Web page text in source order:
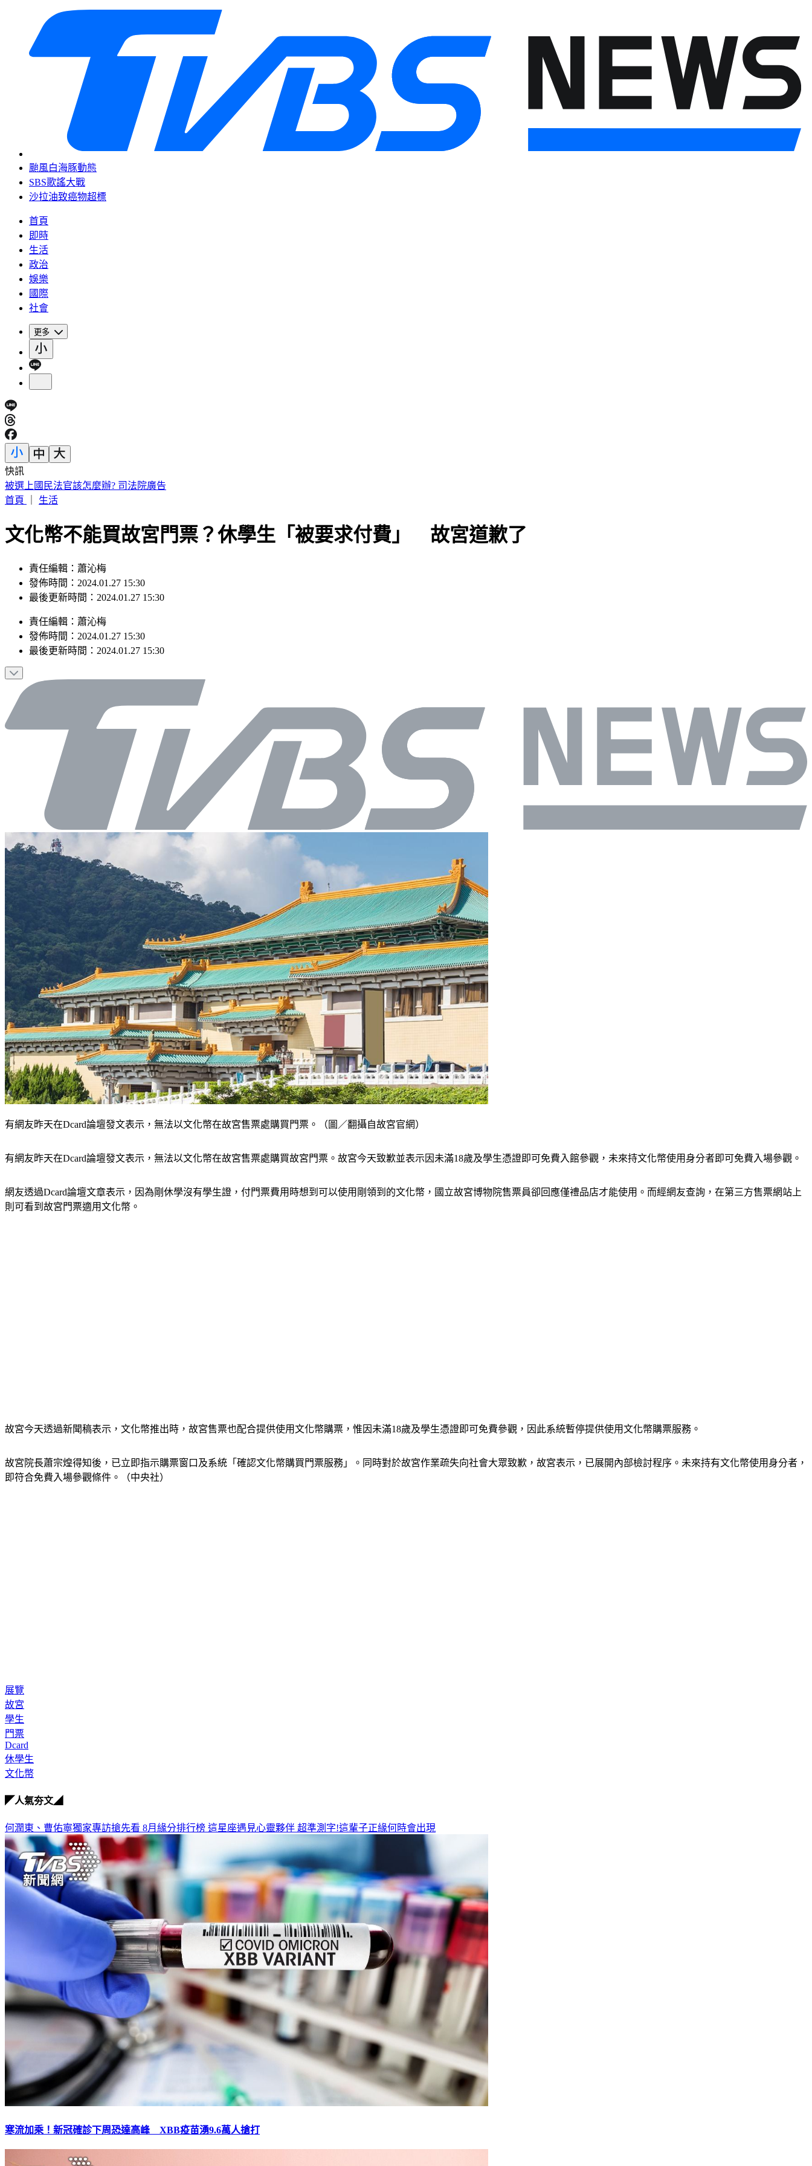
颱風白海豚動態
SBS歌謠大戰
沙拉油致癌物超標
首頁
即時
生活
政治
娛樂
國際
社會
更多
快訊
台積電嘉義廠已釀2死5傷 急請3神明坐鎮
首頁
生活
文化幣不能買故宮門票？休學生「被要求付費」 故宮道歉了
責任編輯：蕭沁梅
發佈時間：2024.01.27 15:30
最後更新時間：2024.01.27 15:30
責任編輯 ： 蕭沁梅
發佈時間： 2024.01.27 15:30
最後更新時間： 2024.01.27 15:30
有網友昨天在Dcard論壇發文表示，無法以文化幣在故宮售票處購買門票。（圖／翻攝自故宮官網）
有網友昨天在Dcard論壇發文表示，無法以文化幣在故宮售票處購買故宮門票。故宮今天致歉並表示因未滿18歲及學生憑證即可免費入館參觀，未來持文化幣使用身分者即可免費入場參觀。
網友透過Dcard論壇文章表示，因為剛休學沒有學生證，付門票費用時想到可以使用剛領到的文化幣，國立故宮博物院售票員卻回應僅禮品店才能使用。而經網友查詢，在第三方售票網站上
則可看到故宮門票適用文化幣。
故宮今天透過新聞稿表示，文化幣推出時，故宮售票也配合提供使用文化幣購票，惟因未滿18歲及學生憑證即可免費參觀，因此系統暫停提供使用文化幣購票服務。
故宮院長蕭宗煌得知後，已立即指示購票窗口及系統「確認文化幣購買門票服務」。同時對於故宮作業疏失向社會大眾致歉，故宮表示，已展開內部檢討程序。未來持有文化幣使用身分者，
即符合免費入場參觀條件。（中央社）
展覽
故宮
學生
門票
Dcard
休學生
文化幣
◤人氣夯文◢
何潤東、曹佑寧獨家專訪搶先看 8月緣分排行榜 這星座遇見心靈夥伴 超準測字!這輩子正緣何時會出現
寒流加乘！新冠確診下周恐達高峰 XBB疫苗湧9.6萬人搶打